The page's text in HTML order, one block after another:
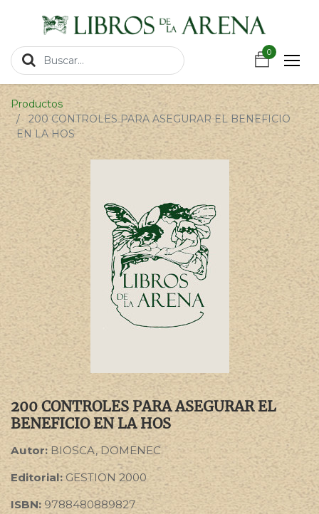
0
0
Productos
200 CONTROLES PARA ASEGURAR EL BENEFICIO
EN LA HOS
200 CONTROLES PARA ASEGURAR EL
BENEFICIO EN LA HOS
Autor: BIOSCA, DOMENEC
Editorial: GESTION 2000
ISBN: 9788480889827